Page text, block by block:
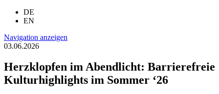
DE
EN
Navigation anzeigen
03.06.2026
Herzklopfen im Abendlicht: Barrierefreie
Kulturhighlights im Sommer ‘26